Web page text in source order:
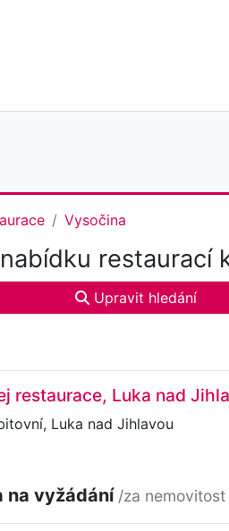
Vysočina
nabídku restaurací
Upravit hledání
restaurace, Luka nad
Luka nad Jihlavou
na vyžádání /za nemovitost